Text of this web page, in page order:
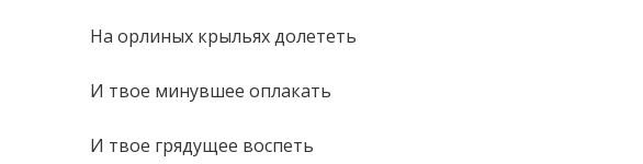
На орлиных крыльях долететь
И твое минувшее оплакать
И твое грядущее воспеть